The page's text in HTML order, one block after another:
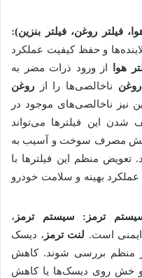
فیلتر روغن، فیلتر بنزین):
و حفظ کیفیت عملکرد
هوا
از ورود ذرات مضر به
روغن ناخالصی‌ها را از روغن
نیز ناخالصی‌های موجود در
این فیلترها می‌تواند
مصرف سوخت و آسیب به
منظم این فیلترها با
بهینه و سلامت خودرو
ترمز : سیستم ترمز ،
است. لنت ترمز ، دیسک
منظم بررسی شوند. کاهش
خش روی دیسک‌ها یا کاهش